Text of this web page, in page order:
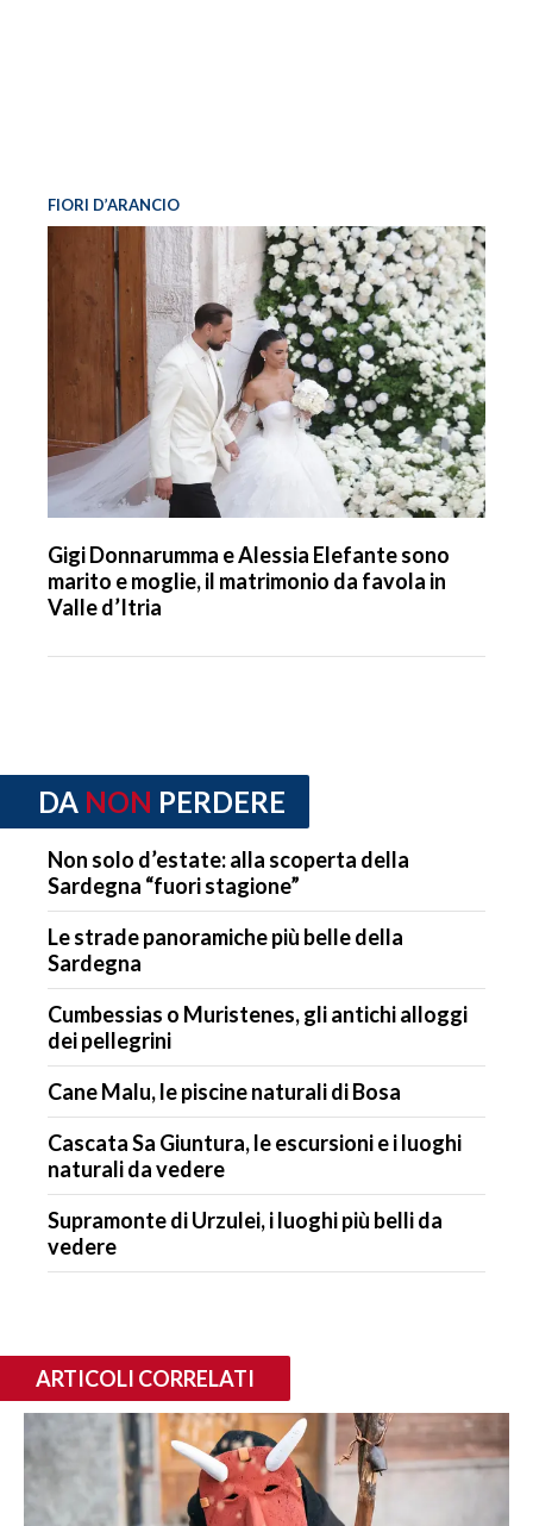
FIORI D’ARANCIO
Gigi Donnarumma e Alessia Elefante sono
marito e moglie, il matrimonio da favola in
Valle d’Itria
DA NON PERDERE
Non solo d’estate: alla scoperta della
Sardegna “fuori stagione”
Le strade panoramiche più belle della
Sardegna
Cumbessias o Muristenes, gli antichi alloggi
dei pellegrini
Cane Malu, le piscine naturali di Bosa
Cascata Sa Giuntura, le escursioni e i luoghi
naturali da vedere
Supramonte di Urzulei, i luoghi più belli da
vedere
ARTICOLI CORRELATI